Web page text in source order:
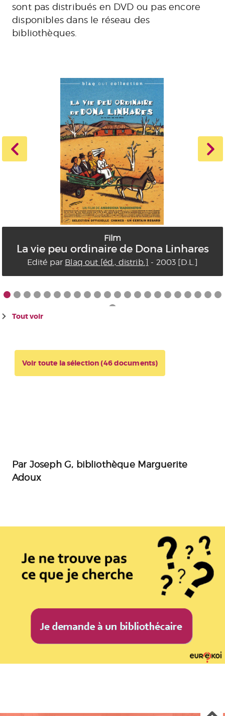
sont pas distribués en DVD ou pas encore
disponibles dans le réseau des
bibliothèques.
Film
La vie peu ordinaire de Dona Linhares
Edité par Blaq out [éd., distrib.] - 2003 [D.L.]
Tout voir
Voir toute la sélection (46 documents)
Par Joseph G, bibliothèque Marguerite
Adoux